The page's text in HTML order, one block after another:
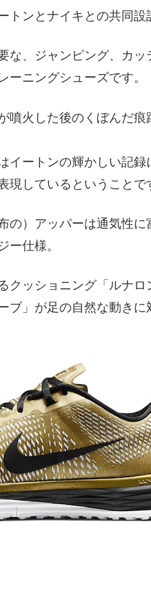
トンとナイキとの共同設
な、ジャンピング、カ
ーニングシューズです。
噴火した後のくぼんだ
イートンの輝かしい記
現しているということで
の）アッパーは通気性
ー仕様。
クッショニング「ルナ
ブ」が足の自然な動きに